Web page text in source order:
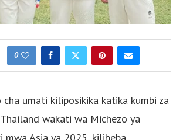
0
cha umati kiliposikika katika kumbi za
wakati wa Michezo ya